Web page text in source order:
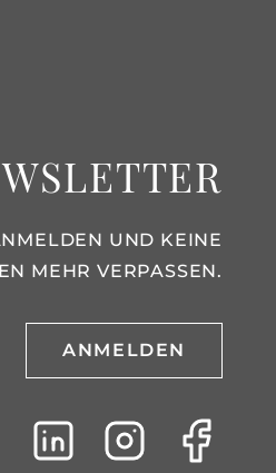
UND KEINE
MEHR VERPASSEN.
ANMELDEN